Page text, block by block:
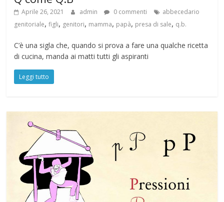
Aprile 26, 2021 admin 0 commenti
abbecedario
genitoriale,figli, genitori, mamma, papà, presa di sale, q.b.
C’è una sigla che, quando si prova a fare una qualche ricetta
di cucina, manda ai matti tutti gli aspiranti
Leggi tutto